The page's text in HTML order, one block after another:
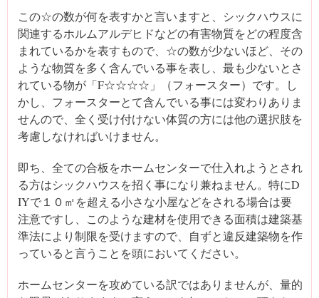
この☆の数が何を表すかと言いますと、シックハウスに
関連するホルムアルデヒドなどの有害物質をどの程度含
まれているかを表すもので、☆の数が少ないほど、その
ような物質を多く含んでいる事を表し、最も少ないとさ
れている物が「F☆☆☆☆」（フォースター）です。し
かし、フォースターとて含んでいる事には変わりありま
せんので、全く受け付けない体質の方には他の選択肢を
考慮しなければいけません。
即ち、全ての合板をホームセンターで仕入れようとされ
る方はシックハウスを招く事になり兼ねません。特にD
IYで１０㎡を超える小さな小屋などをされる場合は要
注意ですし、このような建材を使用できる面積は建築基
準法により制限を受けますので、自ずと違反建築物を作
っていると言うことを頭においてください。
ホームセンターを攻めている訳ではありませんが、量的